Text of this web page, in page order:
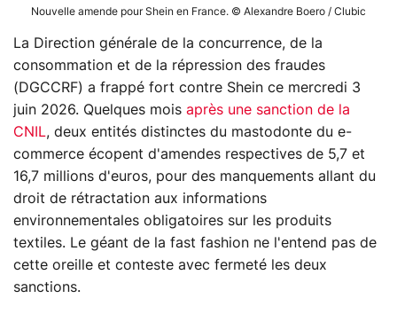
Nouvelle amende pour Shein en France. © Alexandre Boero / Clubic
La Direction générale de la concurrence, de la
consommation et de la répression des fraudes
(DGCCRF) a frappé fort contre Shein ce mercredi 3
juin 2026. Quelques mois après une sanction de la
CNIL, deux entités distinctes du mastodonte du e-
commerce écopent d'amendes respectives de 5,7 et
16,7 millions d'euros, pour des manquements allant du
droit de rétractation aux informations
environnementales obligatoires sur les produits
textiles. Le géant de la fast fashion ne l'entend pas de
cette oreille et conteste avec fermeté les deux
sanctions.